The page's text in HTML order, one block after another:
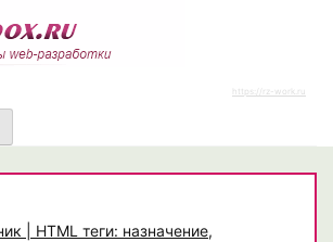
https://rz-work.ru
| HTML теги: назначение,